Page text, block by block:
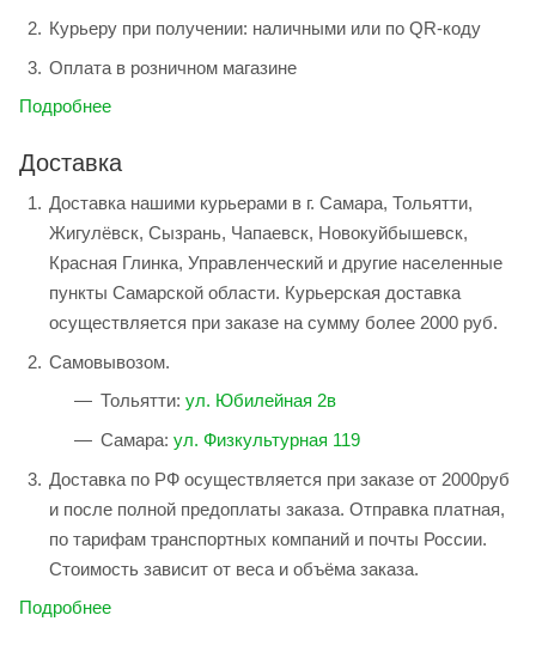
Курьеру при получении: наличными или по QR-коду
Оплата в розничном магазине
Подробнее
Доставка
Доставка нашими курьерами в г. Самара, Тольятти,
Жигулёвск, Сызрань, Чапаевск, Новокуйбышевск,
Красная Глинка, Управленческий и другие населенные
пункты Самарской области. Курьерская доставка
осуществляется при заказе на сумму более 2000 руб.
Самовывозом.
Тольятти: ул. Юбилейная 2в
Самара: ул. Физкультурная 119
Доставка по РФ осуществляется при заказе от 2000руб
и после полной предоплаты заказа. Отправка платная,
по тарифам транспортных компаний и почты России.
Стоимость зависит от веса и объёма заказа.
Подробнее